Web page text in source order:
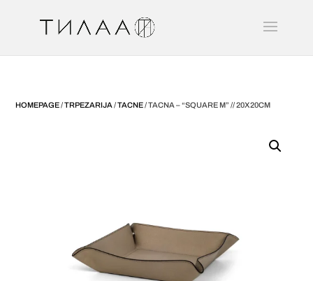
HOMEPAGE/TRPEZARIJA /TACNE/ TACNA – “SQUARE M” // 20X20CM